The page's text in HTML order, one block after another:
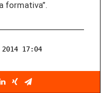
formativa”.
17:04